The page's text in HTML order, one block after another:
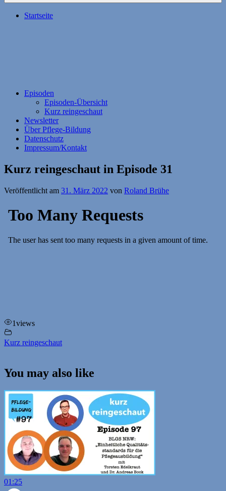
Startseite
Episoden
Episoden-Übersicht
Kurz reingeschaut
Newsletter
Über Pflege-Bildung
Datenschutz
Impressum/Kontakt
Kurz reingeschaut in Episode 31
Veröffentlicht am 31. März 2022 von Roland Brühe
1views
Kurz reingeschaut
You may also like
01:25